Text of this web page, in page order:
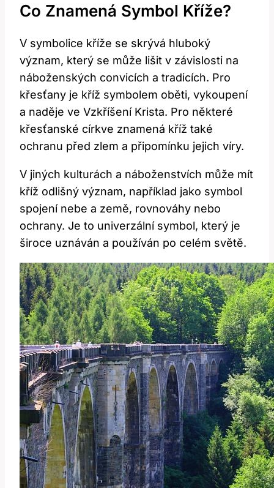
Co Znamená Symbol Kříže?
V symbolice kříže se skrývá hluboký
význam, který se může lišit v závislosti na
náboženských convicích a tradicích. Pro
křesťany je kříž symbolem oběti, vykoupení
a naděje ve Vzkříšení Krista. Pro některé
křesťanské církve znamená kříž také
ochranu před zlem a připomínku jejich víry.
V jiných kulturách a náboženstvích může mít
kříž odlišný význam, například jako symbol
spojení nebe a země, rovnováhy nebo
ochrany. Je to univerzální symbol, který je
široce uznáván a používán po celém světě.